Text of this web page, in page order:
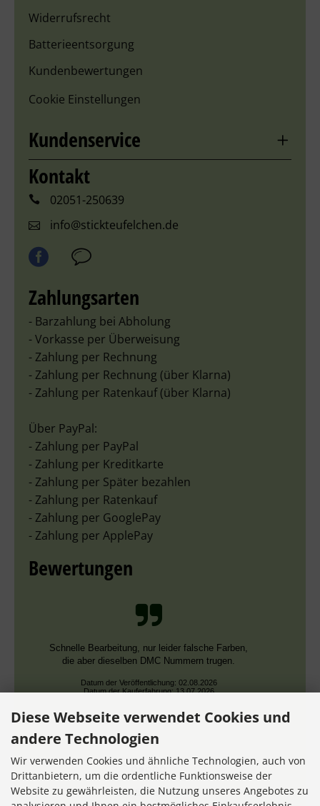
Widerrufsrecht
Batterieentsorgung
Kundenbewertungen
Cookie Einstellungen
Kundenservice
Kontakt
02051-250639
info@stickteufelchen.de
Zahlungsarten
- Barzahlung bei Abholung
- Vorkasse per Überweisung
- Zahlung per Rechnung
- Zahlung per Rechnung (über Klarna)
- Zahlung per Ratenkauf (über Klarna)
Über PayPal:
- Zahlung per PayPal
- Zahlung per Kreditkarte
- Zahlung per Später bezahlen
- Zahlung per Ratenkauf
- Zahlung per GooglePay
- Zahlung per ApplePay
Bewertungen
Schnelle Bearbeitung, nur leider falsche Farben,
die aber dieselben DMC Nummern trugen.
Datum der Veröffentlichung: 02.08.2026
Datum der Kauferfahrung: 13.07.2026
7,355 Bewertungen
Diese Webseite verwendet Cookies und
andere Technologien
Wir verwenden Cookies und ähnliche Technologien, auch von
Drittanbietern, um die ordentliche Funktionsweise der
Website zu gewährleisten, die Nutzung unseres Angebotes zu